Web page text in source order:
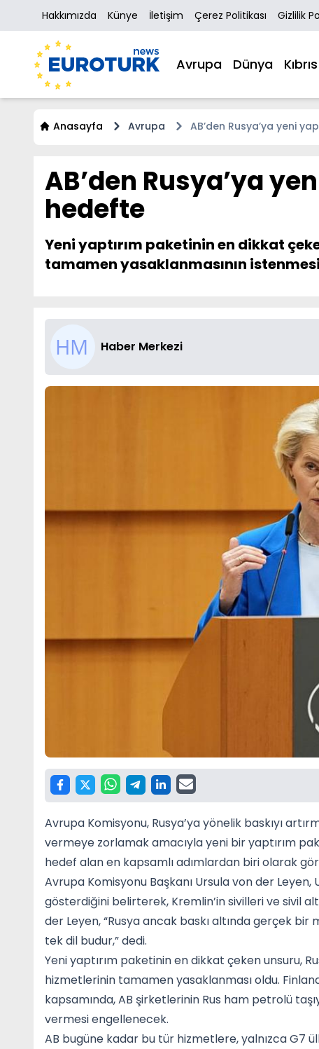
Hakkımızda Künye İletişim Çerez Politikası Gizlilik
Avrupa Dünya Kıbrıs
Anasayfa Avrupa AB’den Rusya’ya yeni
AB’den Rusya’ya
hedefte
Yeni yaptırım paketinin en dikkat
tamamen yasaklanmasının
Haber Merkezi
Avrupa Komisyonu, Rusya’ya yönelik baskıyı
vermeye zorlamak amacıyla yeni bir yaptırım
hedef alan en kapsamlı adımlardan biri olarak
Avrupa Komisyonu Başkanı Ursula von der Leyen,
gösterdiğini belirterek, Kremlin’in sivilleri ve sivil
der Leyen, “Rusya ancak baskı altında gerçek bir
tek dil budur,” dedi.
Yeni yaptırım paketinin en dikkat çeken unsuru,
hizmetlerinin tamamen yasaklanması oldu.
kapsamında, AB şirketlerinin Rus ham petrolü
vermesi engellenecek.
AB bugüne kadar bu tür hizmetlere, yalnızca G7